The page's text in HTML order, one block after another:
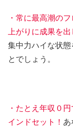
・常に最高潮の
上がりに成果を
集中力ハイな状
とでしょう。
・たとえ年収０
インドセット！ あ